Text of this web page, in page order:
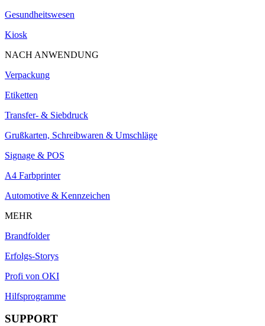
Gesundheitswesen
Kiosk
NACH ANWENDUNG
Verpackung
Etiketten
Transfer- & Siebdruck
Grußkarten, Schreibwaren & Umschläge
Signage & POS
A4 Farbprinter
Automotive & Kennzeichen
MEHR
Brandfolder
Erfolgs-Storys
Profi von OKI
Hilfsprogramme
SUPPORT